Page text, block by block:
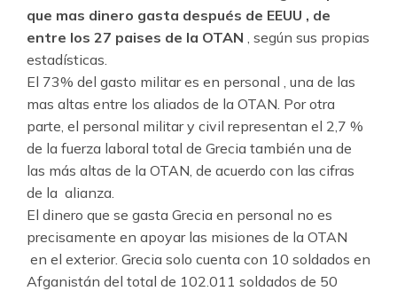
que mas dinero gasta después de EEUU , de
entre los 27 paises de la OTAN , según sus propias
estadísticas.
El 73% del gasto militar es en personal , una de las
mas altas entre los aliados de la OTAN. Por otra
parte, el personal militar y civil representan el 2,7 %
de la fuerza laboral total de Grecia también una de
las más altas de la OTAN, de acuerdo con las cifras
de la alianza.
El dinero que se gasta Grecia en personal no es
precisamente en apoyar las misiones de la OTAN
en el exterior. Grecia solo cuenta con 10 soldados en
Afganistán del total de 102.011 soldados de 50